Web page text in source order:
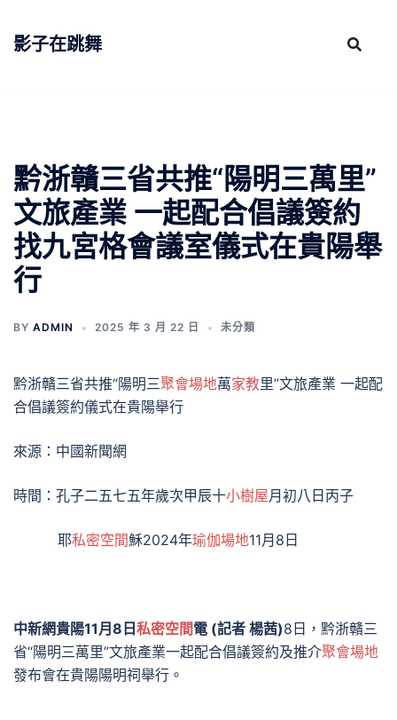
影子在跳舞
黔浙贛三省共推“陽明三萬里”
文旅產業 一起配合倡議簽約
找九宮格會議室儀式在貴陽舉
行
BY ADMIN 2025 年 3 月 22 日 未分類
黔浙贛三省共推“陽明三聚會場地萬家教里”文旅產業 一起配
合倡議簽約儀式在貴陽舉行
來源：中國新聞網
時間：孔子二五七五年歲次甲辰十小樹屋月初八日丙子
耶私密空間穌2024年瑜伽場地11月8日
中新網貴陽11月8日 私密空間電 (記者 楊茜)8日，黔浙贛三
省“陽明三萬里”文旅產業一起配合倡議簽約及推介聚會場地
發布會在貴陽陽明祠舉行。